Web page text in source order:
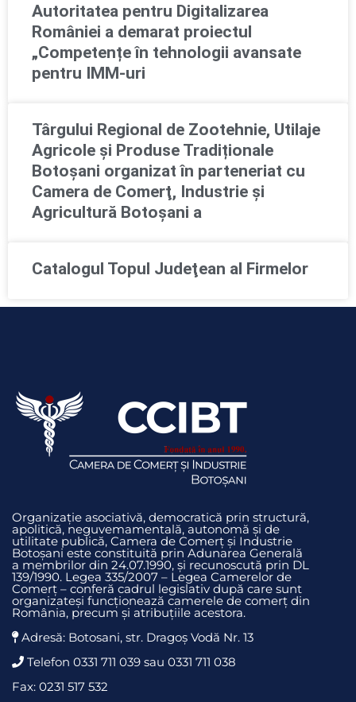
Autoritatea pentru Digitalizarea
României a demarat proiectul
„Competențe în tehnologii avansate
pentru IMM-uri
Târgului Regional de Zootehnie, Utilaje
Agricole și Produse Tradiționale
Botoșani organizat în parteneriat cu
Camera de Comerţ, Industrie şi
Agricultură Botoşani a
Catalogul Topul Judeţean al Firmelor
Organizație asociativă, democratică prin structură,
apolitică, neguvemamentală, autonomă și de
utilitate publică, Camera de Comerț și Industrie
Botoșani este constituită prin Adunarea Generală
a membrilor din 24.07.1990, și recunoscută prin DL
139/1990. Legea 335/2007 – Legea Camerelor de
Comerț – conferă cadrul legislativ după care sunt
organizateși funcționează camerele de comerț din
România, precum și atribuțiile acestora.
Adresă: Botosani, str. Dragoş Vodă Nr. 13
Telefon 0331 711 039 sau 0331 711 038
Fax: 0231 517 532